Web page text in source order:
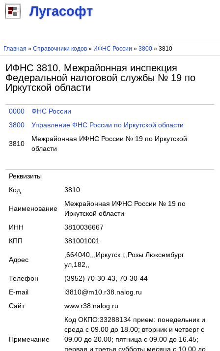
Лугасофт
Главная » Справочники кодов» ИФНС России » 3800» 3810
ИФНС 3810. Межрайонная инспекция
Федеральной налоговой службы № 19 по
Иркутской области
0000
ФНС России
3800
Управление ФНС России по Иркутской области
3810
Межрайонная ИФНС России № 19 по Иркутской
области
Реквизиты
Код
3810
Наименование
Межрайонная ИФНС России № 19 по
Иркутской области
ИНН
3810036667
КПП
381001001
Адрес
,664040,,,Иркутск г,,Розы Люксембург
ул,182,,
Телефон
(3952) 70-30-43, 70-30-44
E-mail
i3810@m10.r38.nalog.ru
Сайт
www.r38.nalog.ru
Примечание
Код ОКПО:33288134 прием: понедельник и
среда с 09.00 до 18.00; вторник и четверг с
09.00 до 20.00; пятница с 09.00 до 16.45;
первая и третья субботы месяца с 10.00 до